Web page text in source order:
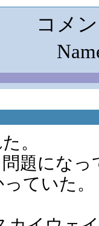
コメ
。
題にな
ていた。